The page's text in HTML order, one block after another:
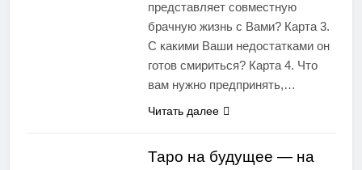
представляет совместную
брачную жизнь с Вами? Карта 3.
С какими Ваши недостатками он
готов смириться? Карта 4. Что
вам нужно предпринять,…
Читать далее
Таро на будущее — на